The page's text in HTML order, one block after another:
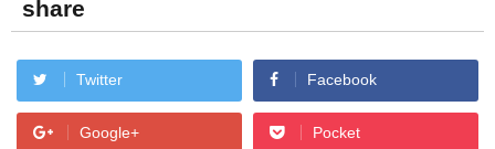
share
Twitter Facebook
Google+ Pocket